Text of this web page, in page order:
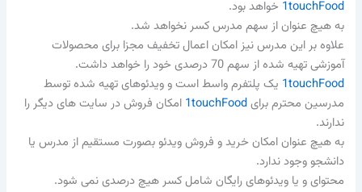
1touchFood خواهد بود.
به هیچ عنوان از سهم مدرس کسر نخواهد شد.
علاوه بر این مدرس نیز امکان اعمال تخفیف مجزا برای محصولات
آموزشی تهیه شده از سهم 70 درصدی خود را خواهد داشت.
1touchFood یک پلتفرم واسط است و ویدئوهای تهیه شده توسط
مدرسین محترم برای1touchFood امکان فروش در سایت های دیگر را
ندارند.
به هیچ عنوان امکان خرید و فروش ویدئو بصورت مستقیم از مدرس یا
دانشجو وجود ندارد.
محتوای و یا ویدئوهای رایگان شامل کسر هیچ درصدی نمی شود.